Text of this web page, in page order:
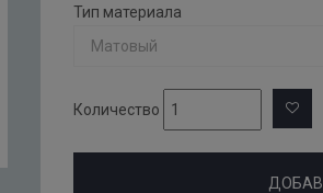
Тип материала
Матовый
Количество